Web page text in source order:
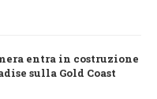
entra in costruzione
sulla Gold Coast